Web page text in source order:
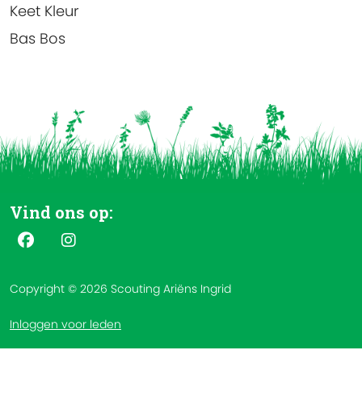
Keet Kleur
Bas Bos
Vind ons op:
Copyright © 2026 Scouting Ariëns Ingrid
Inloggen voor leden